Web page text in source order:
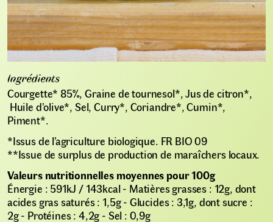
Ingrédients
Courgette* 85%, Graine de tournesol*, Jus de citron*,
Huile d’olive*, Sel, Curry*, Coriandre*, Cumin*,
Piment*.
*Issus de l’agriculture biologique. FR BIO 09
**Issue de surplus de production de maraîchers locaux.
Valeurs nutritionnelles moyennes pour 100g
Énergie : 591kJ / 143kcal - Matières grasses : 12g, dont
acides gras saturés : 1,5g - Glucides : 3,1g, dont sucre :
2g - Protéines : 4,2g - Sel : 0,9g